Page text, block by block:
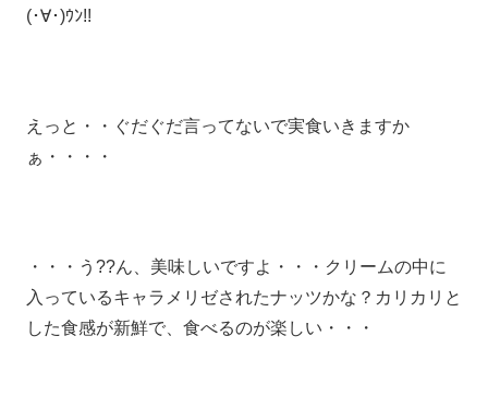
(･∀･)ｳﾝ!!
えっと・・ぐだぐだ言ってないで実食いきますか
ぁ・・・・
・・・う??ん、美味しいですよ・・・クリームの中に
入っているキャラメリゼされたナッツかな？カリカリと
した食感が新鮮で、食べるのが楽しい・・・